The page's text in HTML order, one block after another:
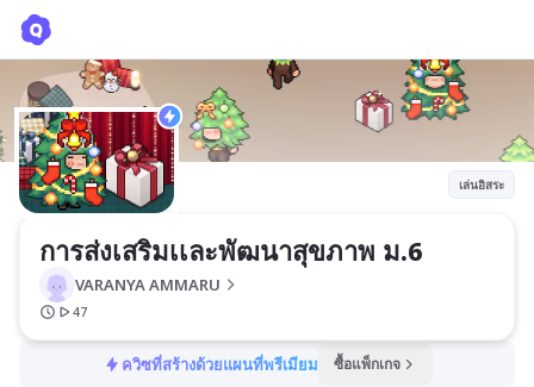
เล่นอิสระ
การส่งเสริมเเละพัฒนาสุขภาพ ม.6
VARANYA AMMARU
47
ควิซที่สร้างด้วยแผนที่พรีเมียม ซื้อแพ็กเกจ